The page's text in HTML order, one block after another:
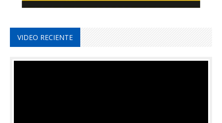
VIDEO RECIENTE